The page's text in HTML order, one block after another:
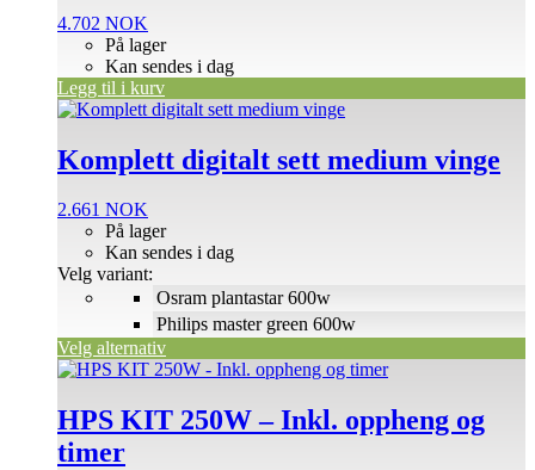
4.702 NOK
På lager
Kan sendes i dag
Legg til i kurv
Komplett digitalt sett medium vinge
2.661 NOK
Osram plantastar 600w
Philips master green 600w
På lager
Kan sendes i dag
Velg variant:
Velg alternativ
Dette
har
flere
Alternativene
velges
på
produktsiden
HPS KIT 250W – Inkl. oppheng og
timer